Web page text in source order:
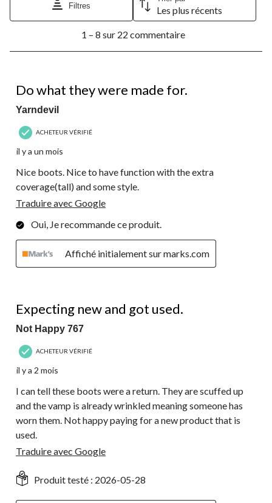
Filtres
Les plus récents
8
commentaire.
1 – 8 sur 22 commentaire
Do what they were made for.
Yarndevil
ACHETEUR VÉRIFIÉ
il y a un mois
Nice boots. Nice to have function with the extra
coverage(tall) and some style.
Traduire avec Google
Oui, Je recommande ce produit.
Affiché initialement sur marks.com
Expecting new and got used.
Not Happy 767
ACHETEUR VÉRIFIÉ
il y a 2 mois
I can tell these boots were a return. They are scuffed up
and the vamp is already wrinkled meaning someone has
worn them. Not happy paying for a new product that is
used.
Traduire avec Google
Produit testé : 2026-05-28